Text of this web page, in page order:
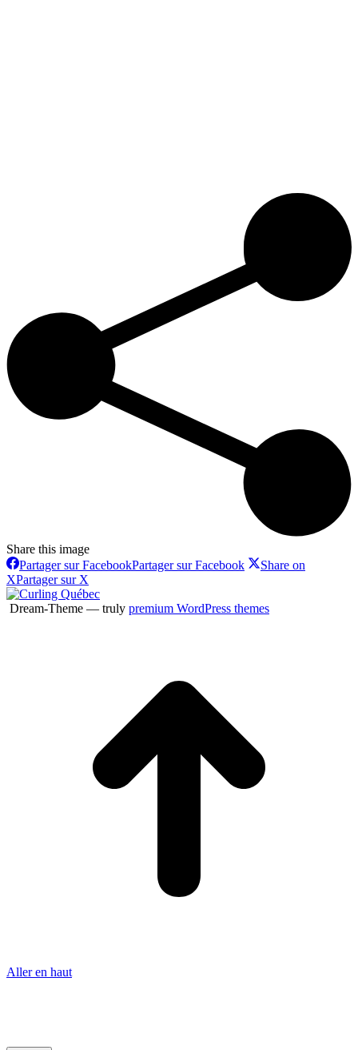
Share this image
Partager sur FacebookPartager sur Facebook
Share on
XPartager sur X
Dream-Theme — truly premium WordPress themes
Aller en haut